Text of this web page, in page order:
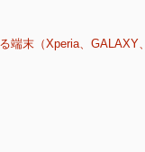
端末（Xperia、GALAXY、